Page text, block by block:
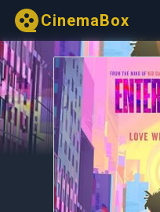
CinemaBox